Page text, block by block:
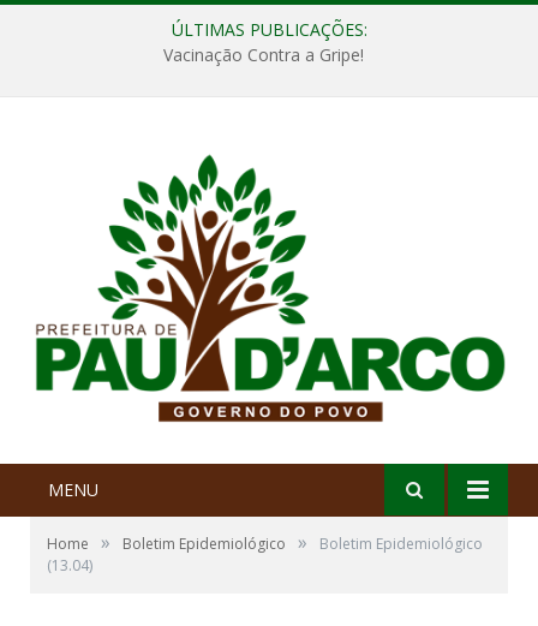
ÚLTIMAS PUBLICAÇÕES:
Vacinação Contra a Gripe!
MENU
Home » Boletim Epidemiológico »
Boletim Epidemiológico
(13.04)